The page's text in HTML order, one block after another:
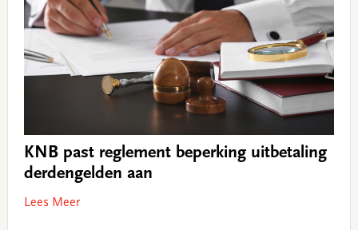
KNB past reglement beperking uitbetaling
derdengelden aan
Lees Meer